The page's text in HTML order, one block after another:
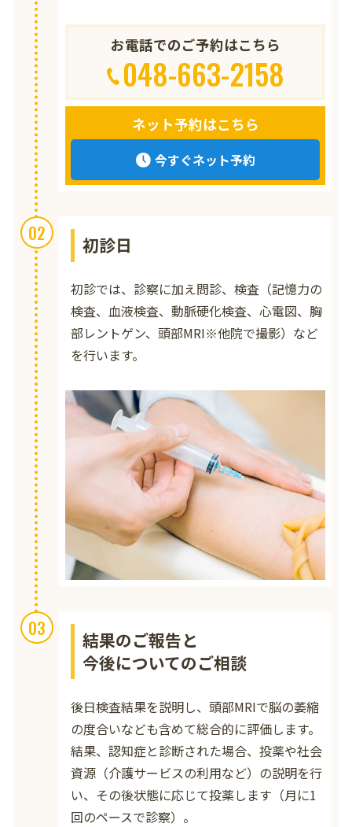
お電話でのご予約はこちら
048-663-2158
ネット予約はこちら
今すぐネット予約
02
初診日
初診では、診察に加え問診、検査（記憶力の
検査、血液検査、動脈硬化検査、心電図、胸
部レントゲン、頭部MRI※他院で撮影）など
を行います。
03
結果のご報告と
今後についてのご相談
後日検査結果を説明し、頭部MRIで脳の萎縮
の度合いなども含めて総合的に評価します。
結果、認知症と診断された場合、投薬や社会
資源（介護サービスの利用など）の説明を行
い、その後状態に応じて投薬します（月に1
回のペースで診察）。